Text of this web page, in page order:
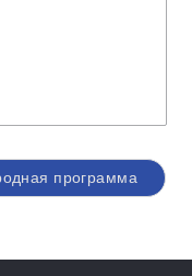
программа